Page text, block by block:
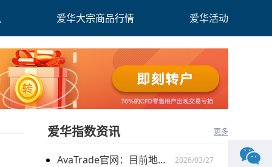
爱华大宗商品行情 爱华活动
爱华指数资讯 更多
AvaTrade官网：目前地缘关系引发的供需的变化，带来的燃料油价格持续上涨 2026/03/27